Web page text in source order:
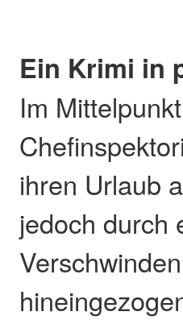
Ein Krimi in
Im
ihren Urlaub
jedoch durch